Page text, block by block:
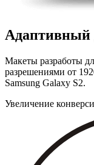
Адаптивный
Макеты разработы
разрешениями от
Samsung Galaxy S2.
Увеличение